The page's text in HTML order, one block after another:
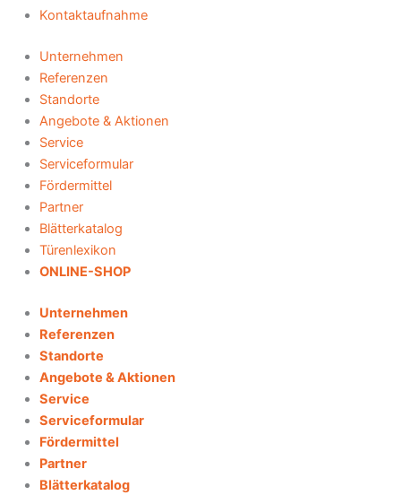
Kontaktaufnahme
Unternehmen
Referenzen
Standorte
Angebote & Aktionen
Service
Serviceformular
Fördermittel
Partner
Blätterkatalog
Türenlexikon
ONLINE-SHOP
Unternehmen
Referenzen
Standorte
Angebote & Aktionen
Service
Serviceformular
Fördermittel
Partner
Blätterkatalog